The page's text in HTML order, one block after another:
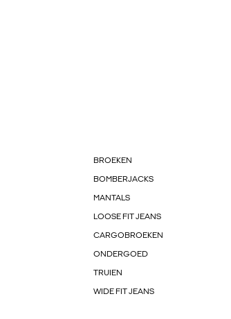
BROEKEN
BOMBERJACKS
MANTALS
LOOSE FIT JEANS
CARGOBROEKEN
ONDERGOED
TRUIEN
WIDE FIT JEANS